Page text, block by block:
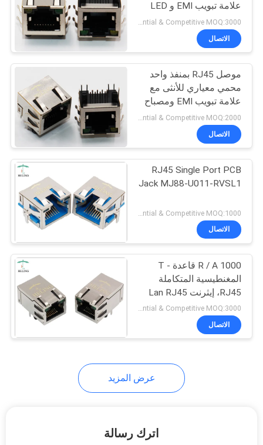
علامة تبويب EMI و LED
الاتصال
موصل RJ45 بمنفذ واحد
محمي معياري للأنثى مع
علامة تبويب EMI ومصباح
LED
الاتصال
RJ45 Single Port PCB
Jack MJ88-U011-RVSL1
الاتصال
R / A 1000 قاعدة - T
المغنطيسية المتكاملة
RJ45، إيثرنت Lan RJ45
الموصل
Preferential & Competitive MOQ:3000
الاتصال
عرض المزيد
اترك رسالة